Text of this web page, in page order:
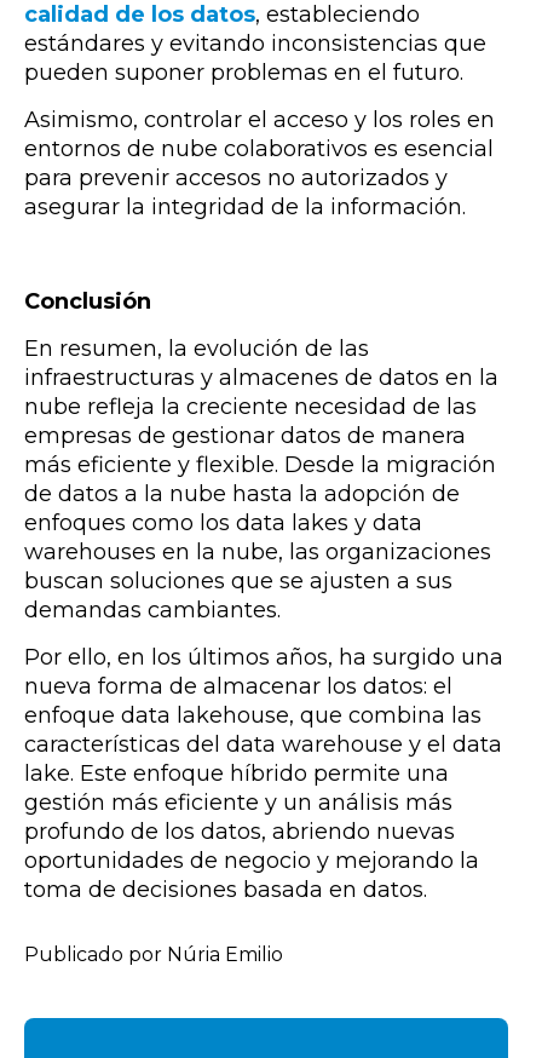
calidad de los datos, estableciendo
estándares y evitando inconsistencias que
pueden suponer problemas en el futuro.
Asimismo, controlar el acceso y los roles en
entornos de nube colaborativos es esencial
para prevenir accesos no autorizados y
asegurar la integridad de la información.
Conclusión
En resumen, la evolución de las
infraestructuras y almacenes de datos en la
nube refleja la creciente necesidad de las
empresas de gestionar datos de manera
más eficiente y flexible. Desde la migración
de datos a la nube hasta la adopción de
enfoques como los data lakes y data
warehouses en la nube, las organizaciones
buscan soluciones que se ajusten a sus
demandas cambiantes.
Por ello, en los últimos años, ha surgido una
nueva forma de almacenar los datos: el
enfoque data lakehouse, que combina las
características del data warehouse y el data
lake. Este enfoque híbrido permite una
gestión más eficiente y un análisis más
profundo de los datos, abriendo nuevas
oportunidades de negocio y mejorando la
toma de decisiones basada en datos.
Publicado por Núria Emilio